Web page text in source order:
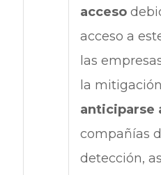
acceso
acceso a
las
la
anticiparse
compañías
detección,